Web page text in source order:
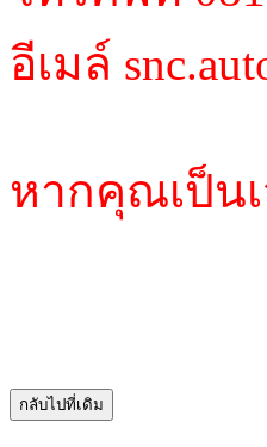
อีเมล์
หากคุณเป็น